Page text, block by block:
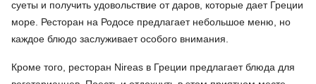
суеты и получить удовольствие от даров, которые дает Греции
море. Ресторан на Родосе предлагает небольшое меню, но
каждое блюдо заслуживает особого внимания.
Кроме того, ресторан Nireas в Греции предлагает блюда для